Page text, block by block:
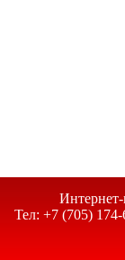
Тел: +7 (705)